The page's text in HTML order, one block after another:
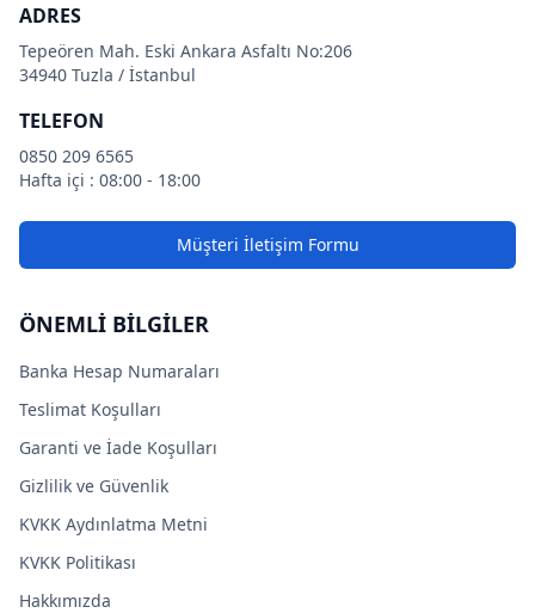
ADRES
Tepeören Mah. Eski Ankara Asfaltı No:206
34940 Tuzla / İstanbul
TELEFON
0850 209 6565
Hafta içi : 08:00 - 18:00
Müşteri İletişim Formu
ÖNEMLİ BİLGİLER
Banka Hesap Numaraları
Teslimat Koşulları
Garanti ve İade Koşulları
Gizlilik ve Güvenlik
KVKK Aydınlatma Metni
KVKK Politikası
Hakkımızda